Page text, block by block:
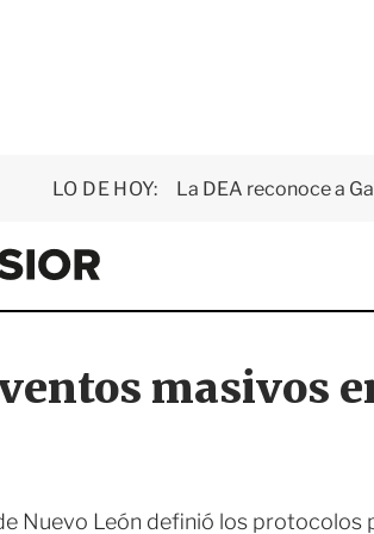
LO DE HOY: La DEA reconoce a
E
x
e
i
o
masivos
Nuevo León definió los protocolos